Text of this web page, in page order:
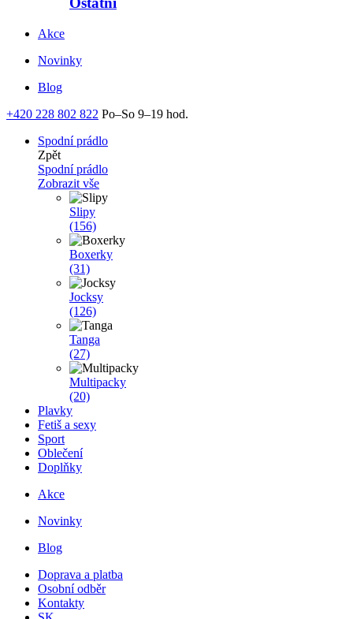
Akce
Novinky
Blog
+420 228 802 822 Po–So 9–19 hod.
Spodní prádlo
Zpět
Spodní prádlo
Zobrazit vše
Slipy
(156)
Boxerky
(31)
Jocksy
(126)
Tanga
(27)
Multipacky
(20)
Plavky
Fetiš a sexy
Sport
Oblečení
Doplňky
Akce
Novinky
Blog
Doprava a platba
Osobní odběr
Kontakty